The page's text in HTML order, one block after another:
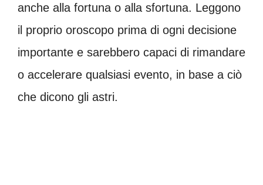
anche alla fortuna o alla sfortuna. Leggono
il proprio oroscopo prima di ogni decisione
importante e sarebbero capaci di rimandare
o accelerare qualsiasi evento, in base a ciò
che dicono gli astri.